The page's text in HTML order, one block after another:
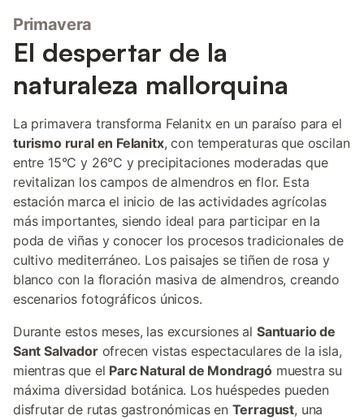
Primavera
El despertar de la
naturaleza mallorquina
La primavera transforma Felanitx en un paraíso para el
turismo rural en Felanitx, con temperaturas que oscilan
entre 15°C y 26°C y precipitaciones moderadas que
revitalizan los campos de almendros en flor. Esta
estación marca el inicio de las actividades agrícolas
más importantes, siendo ideal para participar en la
poda de viñas y conocer los procesos tradicionales de
cultivo mediterráneo. Los paisajes se tiñen de rosa y
blanco con la floración masiva de almendros, creando
escenarios fotográficos únicos.
Durante estos meses, las excursiones al Santuario de
Sant Salvadorofrecen vistas espectaculares de la isla,
mientras que el Parc Natural de Mondragómuestra su
máxima diversidad botánica. Los huéspedes pueden
disfrutar de rutas gastronómicas en Terragust, una